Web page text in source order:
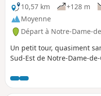
10,57 km
+128 m
Moyenne
Départ à Notre-Dame-
Un petit tour, quasiment
Sud-Est de Notre-Dame-